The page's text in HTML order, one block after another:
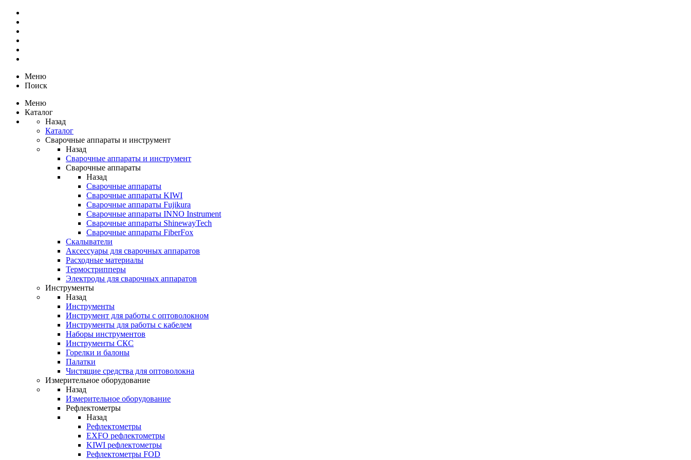
Меню
Поиск
Меню
Каталог
Назад
Каталог
Сварочные аппараты и инструмент
Назад
Сварочные аппараты и инструмент
Сварочные аппараты
Назад
Сварочные аппараты
Сварочные аппараты KIWI
Сварочные аппараты Fujikura
Сварочные аппараты INNO Instrument
Сварочные аппараты ShinewayTech
Cварочные аппараты FiberFox
Скалыватели
Аксессуары для сварочных аппаратов
Расходные материалы
Термострипперы
Электроды для сварочных аппаратов
Инструменты
Назад
Инструменты
Инструмент для работы с оптоволокном
Инструменты для работы с кабелем
Наборы инструментов
Инструменты СКС
Горелки и балоны
Палатки
Чистящие средства для оптоволокна
Измерительное оборудование
Назад
Измерительное оборудование
Рефлектометры
Назад
Рефлектометры
EXFO рефлектометры
KIWI рефлектометры
Рефлектометры FOD